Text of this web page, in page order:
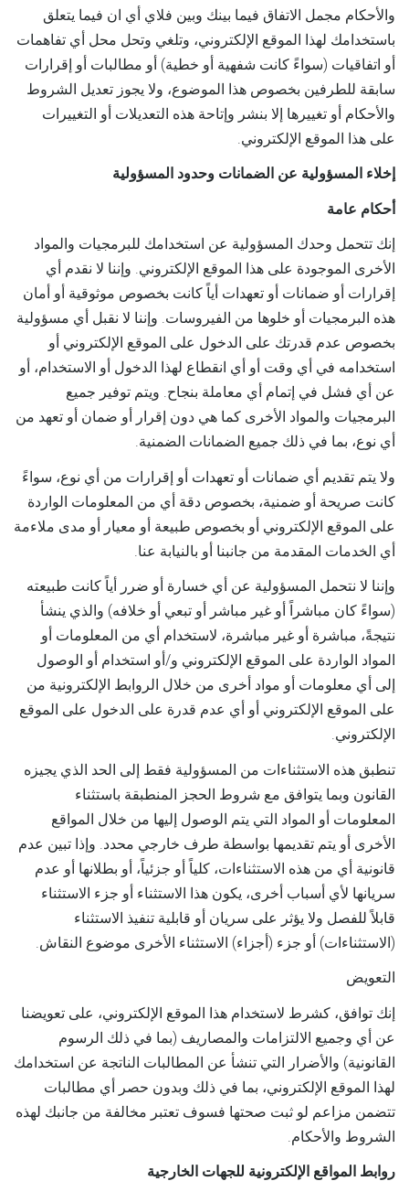
والأحكام مجمل الاتفاق فيما بينك وبين فلاي أي ان فيما يتعلق
باستخدامك لهذا الموقع الإلكتروني، وتلغي وتحل محل أي تفاهمات
أو اتفاقيات (سواءً كانت شفهية أو خطية) أو مطالبات أو إقرارات
سابقة للطرفين بخصوص هذا الموضوع، ولا يجوز تعديل الشروط
والأحكام أو تغييرها إلا بنشر وإتاحة هذه التعديلات أو التغييرات
على هذا الموقع الإلكتروني.
إخلاء المسؤولية عن الضمانات وحدود المسؤولية
أحكام عامة
إنك تتحمل وحدك المسؤولية عن استخدامك للبرمجيات والمواد
الأخرى الموجودة على هذا الموقع الإلكتروني. وإننا لا نقدم أي
إقرارات أو ضمانات أو تعهدات أياً كانت بخصوص موثوقية أو أمان
هذه البرمجيات أو خلوها من الفيروسات. وإننا لا نقبل أي مسؤولية
بخصوص عدم قدرتك على الدخول على الموقع الإلكتروني أو
استخدامه في أي وقت أو أي انقطاع لهذا الدخول أو الاستخدام، أو
عن أي فشل في إتمام أي معاملة بنجاح. ويتم توفير جميع
البرمجيات والمواد الأخرى كما هي دون إقرار أو ضمان أو تعهد من
أي نوع، بما في ذلك جميع الضمانات الضمنية.
ولا يتم تقديم أي ضمانات أو تعهدات أو إقرارات من أي نوع، سواءً
كانت صريحة أو ضمنية، بخصوص دقة أي من المعلومات الواردة
على الموقع الإلكتروني أو بخصوص طبيعة أو معيار أو مدى ملاءمة
أي الخدمات المقدمة من جانبنا أو بالنيابة عنا.
وإننا لا نتحمل المسؤولية عن أي خسارة أو ضرر أياً كانت طبيعته
(سواءً كان مباشراً أو غير مباشر أو تبعي أو خلافه) والذي ينشأ
نتيجةً، مباشرة أو غير مباشرة، لاستخدام أي من المعلومات أو
المواد الواردة على الموقع الإلكتروني و/أو استخدام أو الوصول
إلى أي معلومات أو مواد أخرى من خلال الروابط الإلكترونية من
على الموقع الإلكتروني أو أي عدم قدرة على الدخول على الموقع
الإلكتروني.
تنطبق هذه الاستثناءات من المسؤولية فقط إلى الحد الذي يجيزه
القانون وبما يتوافق مع شروط الحجز المنطبقة باستثناء
المعلومات أو المواد التي يتم الوصول إليها من خلال المواقع
الأخرى أو يتم تقديمها بواسطة طرف خارجي محدد. وإذا تبين عدم
قانونية أي من هذه الاستثناءات، كلياً أو جزئياً، أو بطلانها أو عدم
سريانها لأي أسباب أخرى، يكون هذا الاستثناء أو جزء الاستثناء
قابلاً للفصل ولا يؤثر على سريان أو قابلية تنفيذ الاستثناء
(الاستثناءات) أو جزء (أجزاء) الاستثناء الأخرى موضوع النقاش.
التعويض
إنك توافق، كشرط لاستخدام هذا الموقع الإلكتروني، على تعويضنا
عن أي وجميع الالتزامات والمصاريف (بما في ذلك الرسوم
القانونية) والأضرار التي تنشأ عن المطالبات الناتجة عن استخدامك
لهذا الموقع الإلكتروني، بما في ذلك وبدون حصر أي مطالبات
تتضمن مزاعم لو ثبت صحتها فسوف تعتبر مخالفة من جانبك لهذه
الشروط والأحكام.
روابط المواقع الإلكترونية للجهات الخارجية